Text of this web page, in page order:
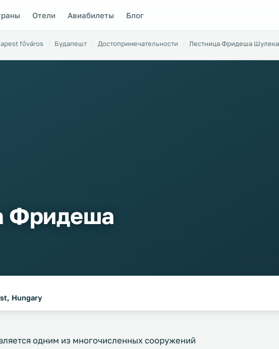
Отели Авиабилеты Блог
főváros Будапешт Достопримечательности Лестница Фридеша Шулека
Фридеша
Hungary
одним из многочисленных сооружений